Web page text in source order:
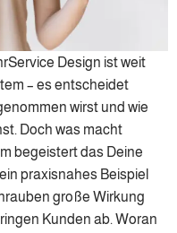
Design ist weit
– es entscheidet
wirst und wie
Doch was macht
begeistert das Deine
praxisnahes Beispiel
große Wirkung
Kunden ab. Woran